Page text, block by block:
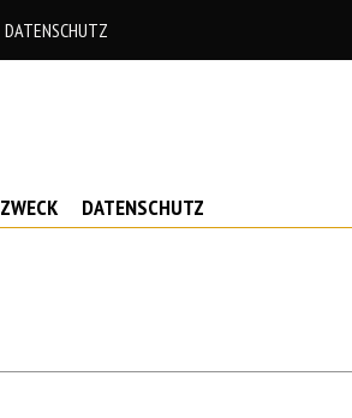
DATENSCHUTZ
ZWECK DATENSCHUTZ